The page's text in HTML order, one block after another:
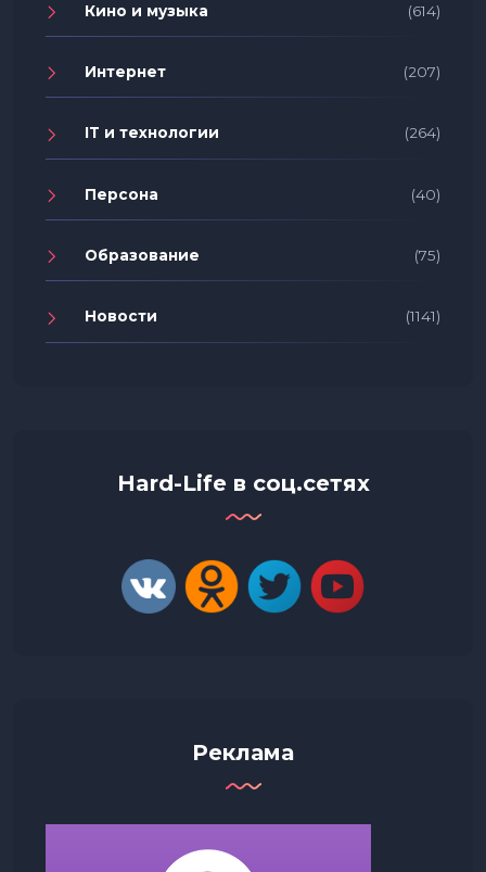
Кино и музыка (614)
Интернет (207)
IT и технологии (264)
Персона (40)
Образование (75)
Новости (1141)
Hard-Life в соц.сетях
Реклама